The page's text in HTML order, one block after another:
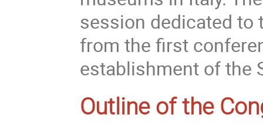
session dedicated to
from the first
establishment of the
Outline of the